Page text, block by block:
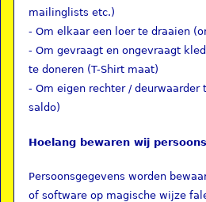
mailinglists etc.)
- Om elkaar een loer te draaien
- Om gevraagt en ongevraagt
te doneren (T-Shirt maat)
- Om eigen rechter / deurwaarder
saldo)
Hoelang bewaren wij
Persoonsgegevens worden
of software op magische wijze